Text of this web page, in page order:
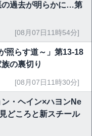
の過去が明らかに…第
[08月07日11時54分]
照らす道～」第13-18
の裏切り
[08月07日11時30分]
ン・ヘイン×ハヨンNe
どころと新スチール